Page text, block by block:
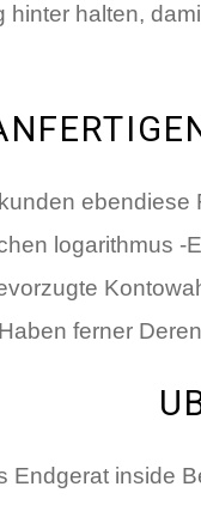
halten,
ebendiese
logarithmus -
ferner
inside